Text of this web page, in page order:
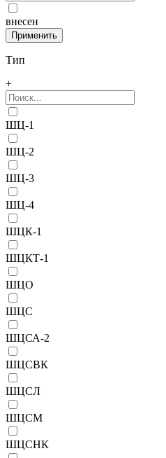
внесен
Тип
+
ШЦ-1
ШЦ-2
ШЦ-3
ШЦ-4
ШЦК-1
ШЦКТ-1
ШЦО
ШЦС
ШЦСА-2
ШЦСВК
ШЦСЛ
ШЦСМ
ШЦСНК